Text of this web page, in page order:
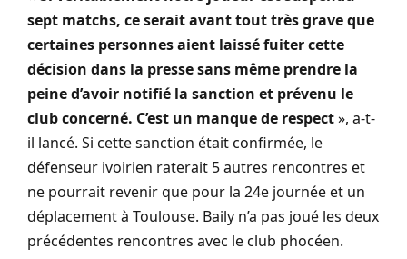
sept matchs, ce serait avant tout très grave que
certaines personnes aient laisséfuitercette
décision dans la presse sans même prendre la
peine d’avoir notifié la sanction et prévenu le
club concerné. C’est un manque de respect», a-t-
il lancé. Si cette sanction était confirmée, le
défenseur ivoirien raterait 5 autres rencontres et
ne pourrait revenir que pour la 24e journée et un
déplacement à Toulouse. Baily n’a pas joué les deux
précédentes rencontres avec le club phocéen.